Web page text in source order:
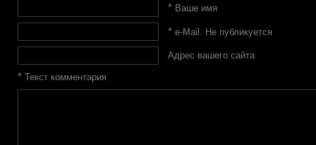
*Ваше имя
*e-Mail. Не публикуется
Адрес вашего сайта
* Текст комментария